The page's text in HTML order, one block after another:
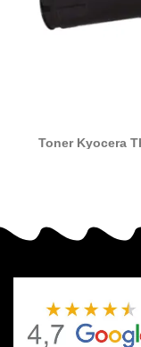
Toner Kyocera